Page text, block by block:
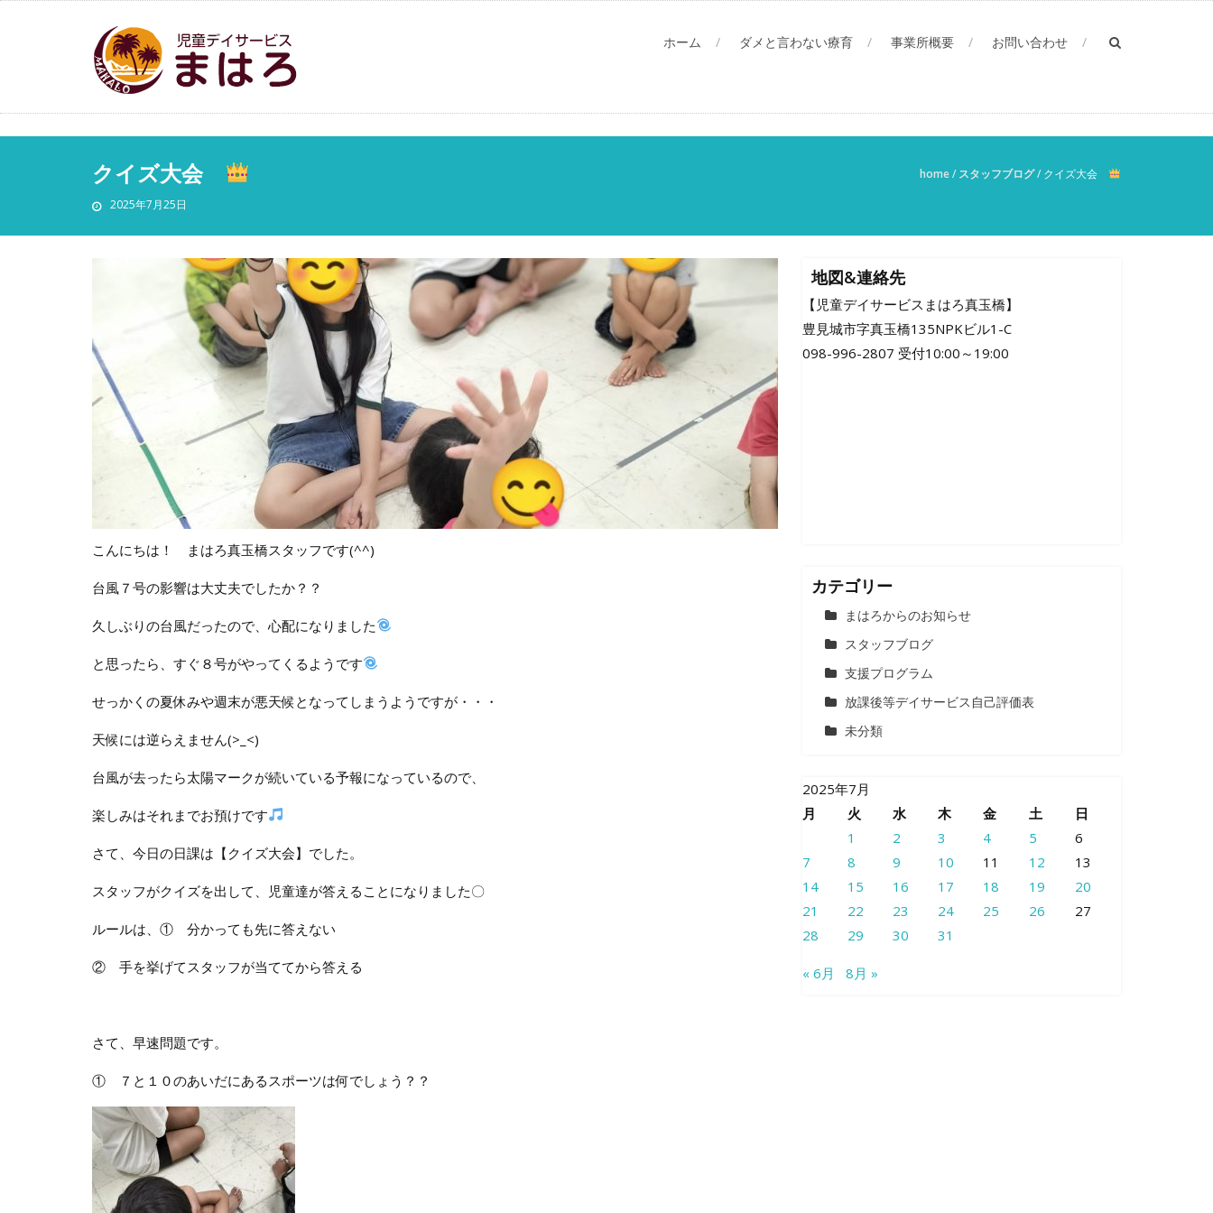
ホーム ダメと言わない療育 事業所概要 お問い合わせ
クイズ大会
2025年7月25日
home/ スタッフブログ/ クイズ大会
こんにちは！ まはろ真玉橋スタッフです(^^)
台風７号の影響は大丈夫でしたか？？
久しぶりの台風だったので、心配になりました
と思ったら、すぐ８号がやってくるようです
せっかくの夏休みや週末が悪天候となってしまうようですが・・・
天候には逆らえません(>_<)
台風が去ったら太陽マークが続いている予報になっているので、
楽しみはそれまでお預けです
さて、今日の日課は【クイズ大会】でした。
スタッフがクイズを出して、児童達が答えることになりました〇
ルールは、① 分かっても先に答えない
② 手を挙げてスタッフが当ててから答える
さて、早速問題です。
① ７と１０のあいだにあるスポーツは何でしょう？？
地図&連絡先
【児童デイサービスまはろ真玉橋】
豊見城市字真玉橋135NPKビル1-C
098-996-2807 受付10:00～19:00
カテゴリー
まはろからのお知らせ
スタッフブログ
支援プログラム
放課後等デイサービス自己評価表
未分類
2025年7月
月
火 水 木 金 土
日
1
2 3 4 5
6
7
8 9 10 11 12
13
14
15 16 17 18 19
20
21
22 23 24 25 26
27
28
29 30 31
« 6月 8月 »